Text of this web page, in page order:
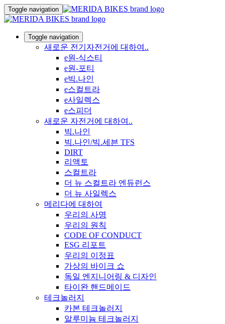
Toggle navigation
Toggle navigation
새로운 전기자전거에 대하여..
e원-식스티
e원-포티
e빅.나인
e스컬트라
e사일렉스
e스피더
새로운 자전거에 대하여..
빅.나인
빅.나인/빅.세븐 TFS
DIRT
리액토
스컬트라
더 뉴 스컬트라 엔듀런스
더 뉴 사일렉스
메리다에 대하여
우리의 사명
우리의 원칙
CODE OF CONDUCT
ESG 리포트
우리의 이정표
가상의 바이크 쇼
독일 엔지니어링 & 디자인
타이완 핸드메이드
테크놀러지
카본 테크놀러지
알루미늄 테크놀러지